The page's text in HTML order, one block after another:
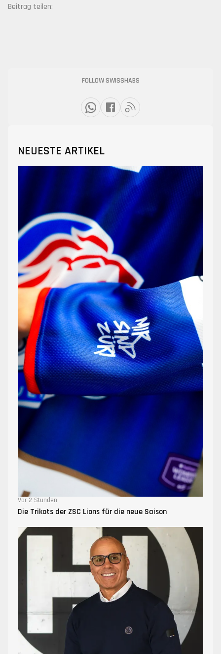
Beitrag teilen:
FOLLOW SWISSHABS
NEUESTE ARTIKEL
Vor 2 Stunden
Die Trikots der ZSC Lions für die neue Saison